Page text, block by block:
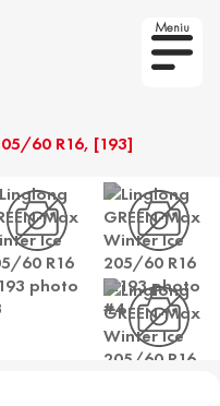
Meniu
60 R16, [193]